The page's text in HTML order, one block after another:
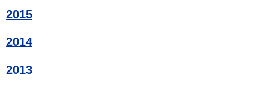
2015
2014
2013